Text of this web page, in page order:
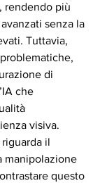
rendendo più
senza la
Tuttavia,
di
che
visiva.
il
manipolazione
questo